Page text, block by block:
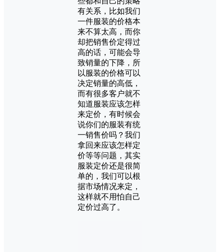
有关系，比如我们
一件服装的价格本
来不算太高，而你
却把销售价定得过
高的话，可能会导
致销量的下降，所
以服装的价格可以
决定销量的高低，
而有很多客户就不
知道服装应该怎样
来定价，有时候会
说你们的服装有统
一销售价吗？我们
拿回来应该怎样定
价等等问题，其实
服装定价还是很简
单的，我们可以根
据市场情况来定，
这样就不用怕自己
定价过高了。